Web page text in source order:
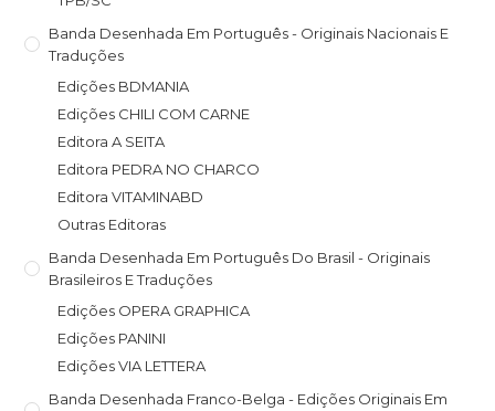
Banda Desenhada Em Português - Originais Nacionais E
Traduções
Edições BDMANIA
Edições CHILI COM CARNE
Editora A SEITA
Editora PEDRA NO CHARCO
Editora VITAMINABD
Outras Editoras
Banda Desenhada Em Português Do Brasil - Originais
Brasileiros E Traduções
Edições OPERA GRAPHICA
Edições PANINI
Edições VIA LETTERA
Banda Desenhada Franco-Belga - Edições Originais Em